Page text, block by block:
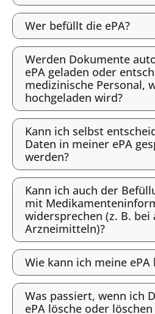
Wer befüllt die ePA?
Werden Dokumente
ePA geladen oder
medizinische Personal,
hochgeladen wird?
Kann ich selbst
Daten in meiner ePA
werden?
Kann ich auch der
mit
widersprechen (z. B. bei
Arzneimitteln)?
Wie kann ich meine ePA
Was passiert, wenn ich
ePA lösche oder löschen